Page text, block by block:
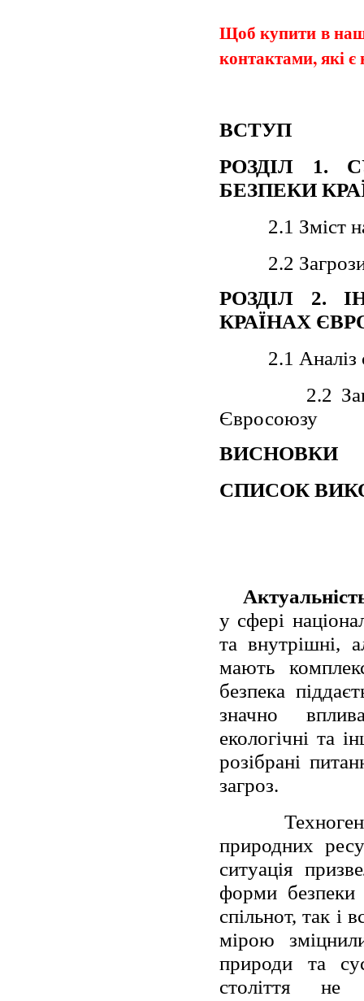
Щоб купити в
контактами, які є
ВСТУП
РОЗДІЛ 1.
БЕЗПЕКИ
2.1 Зміст
2.2
РОЗДІЛ 2.
КРАЇНАХ
2.1 Аналіз
2.2
Євросоюзу
ВИСНОВКИ
СПИСОК
у сфері
та внутрішні,
мають
безпека
значно
екологічні та
розібрані
загроз.
природних
ситуація
форми
спільнот, так і
мірою
природи та
століття